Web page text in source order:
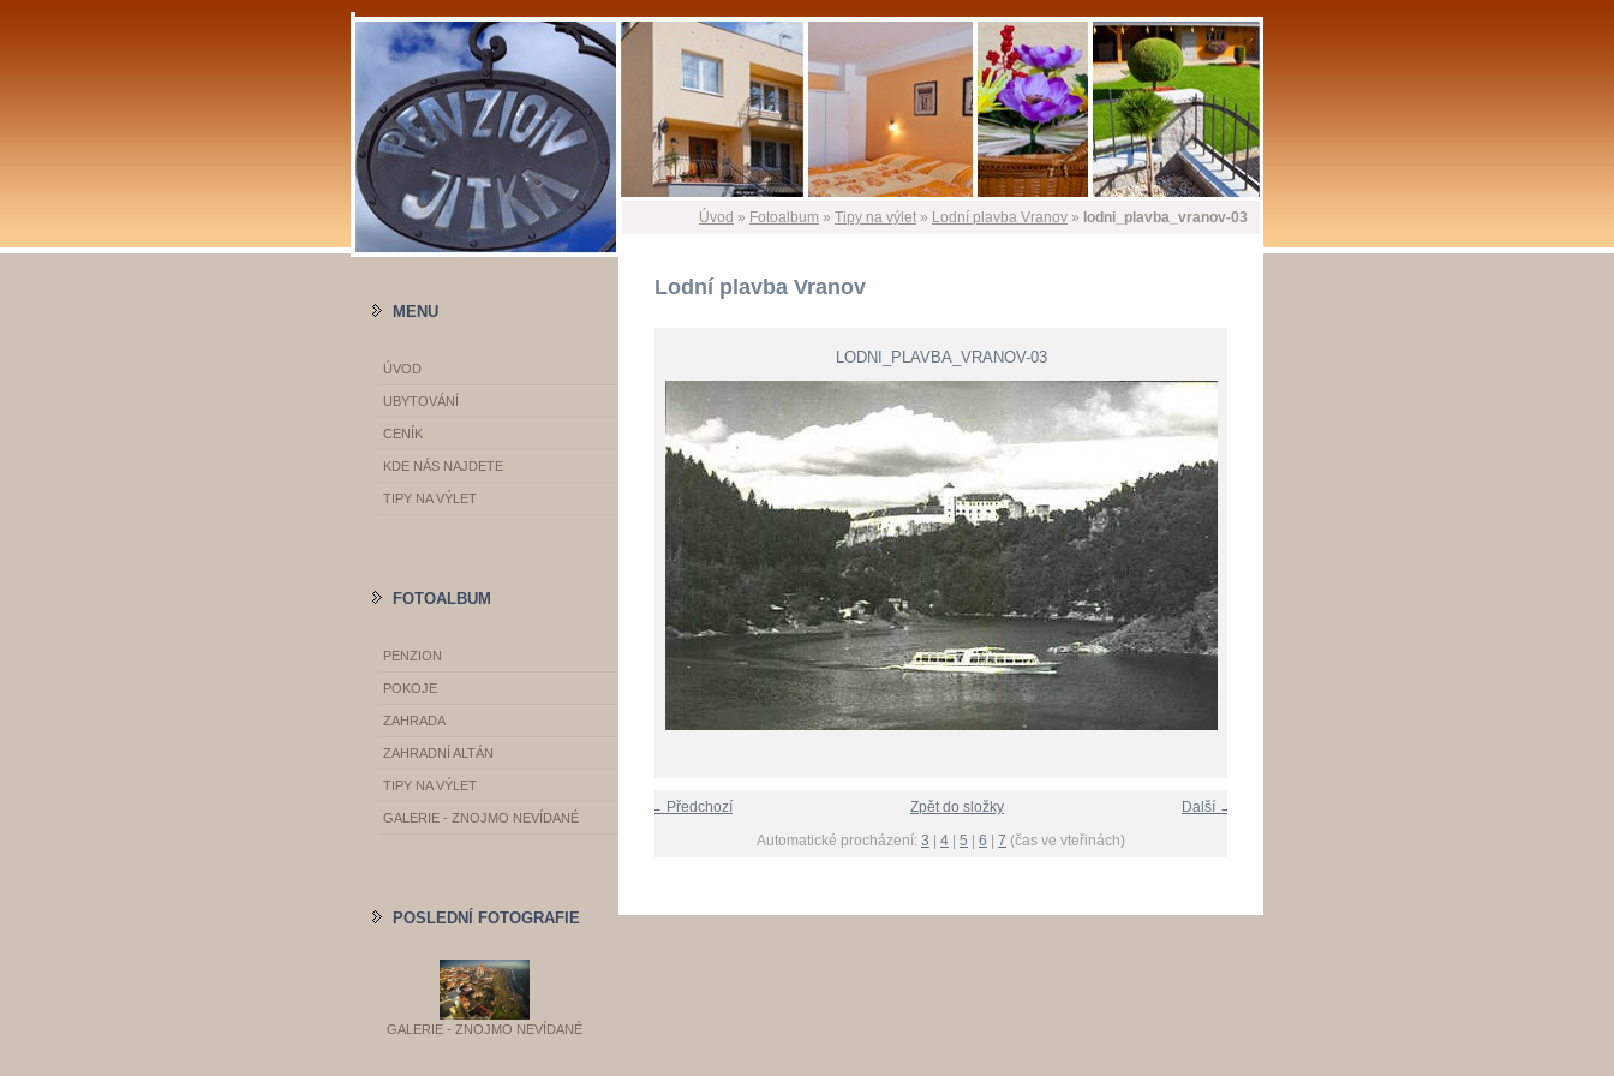
Úvod » Fotoalbum » Tipy na výlet » Lodní plavba Vranov » lodni_plavba_vranov-03
Lodní plavba Vranov
LODNI_PLAVBA_VRANOV-03
← Předchozí Další →
Zpět do složky
Automatické procházení: 3 4 5 6 7 (čas ve vteřinách)
MENU
ÚVOD
UBYTOVÁNÍ
CENÍK
KDE NÁS NAJDETE
TIPY NA VÝLET
FOTOALBUM
PENZION
POKOJE
ZAHRADA
ZAHRADNÍ ALTÁN
TIPY NA VÝLET
GALERIE - ZNOJMO NEVÍDANÉ
POSLEDNÍ FOTOGRAFIE
GALERIE - ZNOJMO NEVÍDANÉ